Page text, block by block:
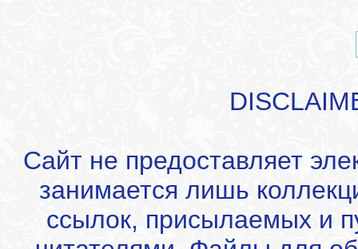
Сайт не предоставляет
занимается лишь
ссылок, присылаемых и